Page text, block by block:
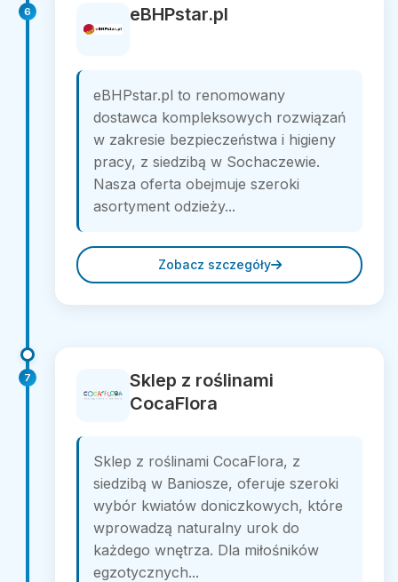
6 eBHPstar.pl
eBHPstar.pl to renomowany
dostawca kompleksowych rozwiązań
w zakresie bezpieczeństwa i higieny
pracy, z siedzibą w Sochaczewie.
Nasza oferta obejmuje szeroki
asortyment odzieży...
Zobacz szczegóły
7
Sklep z roślinami
CocaFlora
Sklep z roślinami CocaFlora, z
siedzibą w Baniosze, oferuje szeroki
wybór kwiatów doniczkowych, które
wprowadzą naturalny urok do
każdego wnętrza. Dla miłośników
egzotycznych...